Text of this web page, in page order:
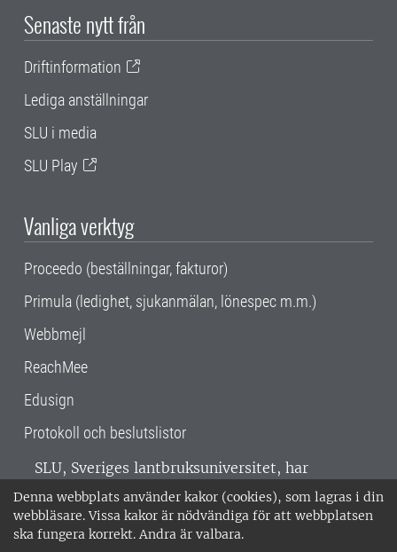
Denna webbplats använder kakor (cookies), som lagras i din
webbläsare. Vissa kakor är nödvändiga för att webbplatsen
ska fungera korrekt. Andra är valbara.
Senaste nytt från
Driftinformation
Lediga anställningar
SLU i media
SLU Play
Vanliga verktyg
Proceedo (beställningar, fakturor)
Primula (ledighet, sjukanmälan, lönespec m.m.)
Webbmejl
ReachMee
Edusign
Protokoll och beslutslistor
SLU, Sveriges lantbruksuniversitet, har
verksamhet över hela Sverige. Huvudorter är
Alnarp, Uppsala och Umeå.SLU är
miljöcertifierat enligt ISO 14001. •